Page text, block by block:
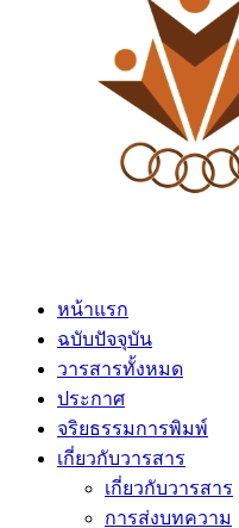
หน้าแรก
ฉบับปัจจุบัน
วารสารทั้งหมด
ประกาศ
จริยธรรมการพิมพ์
เกี่ยวกับวารสาร
เกี่ยวกับวารสาร
การส่งบทความ